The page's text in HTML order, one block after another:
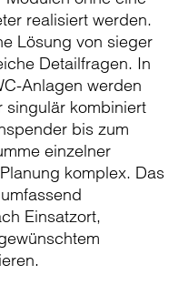
realisiert werden.
Lösung von sieger
Detailfragen. In
Anlagen werden
singulär kombiniert
bis zum
einzelner
komplex. Das
Einsatzort,